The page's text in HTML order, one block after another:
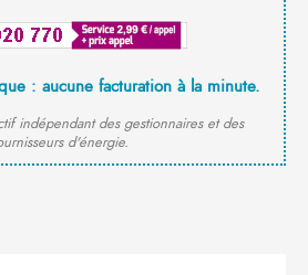
: aucune facturation à la minute.
indépendant des gestionnaires et des
d'énergie.